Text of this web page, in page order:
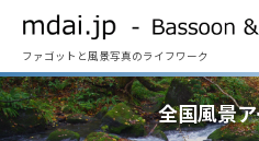
ファゴットと風景写真のライフワーク
全国風景